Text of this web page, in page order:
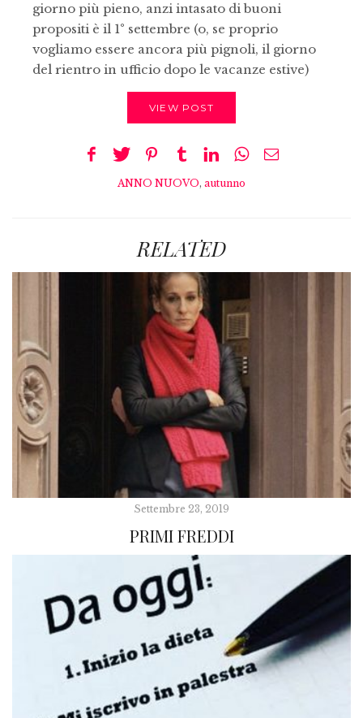
giorno più pieno, anzi intasato di buoni
propositi è il 1° settembre (o, se proprio
vogliamo essere ancora più pignoli, il giorno
del rientro in ufficio dopo le vacanze estive)
VIEW POST
ANNO NUOVO, autunno
RELATED
Settembre 23, 2019
PRIMI FREDDI